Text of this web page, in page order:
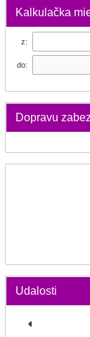
Kalkulačka
z:
do:
Dopravu
Udalosti